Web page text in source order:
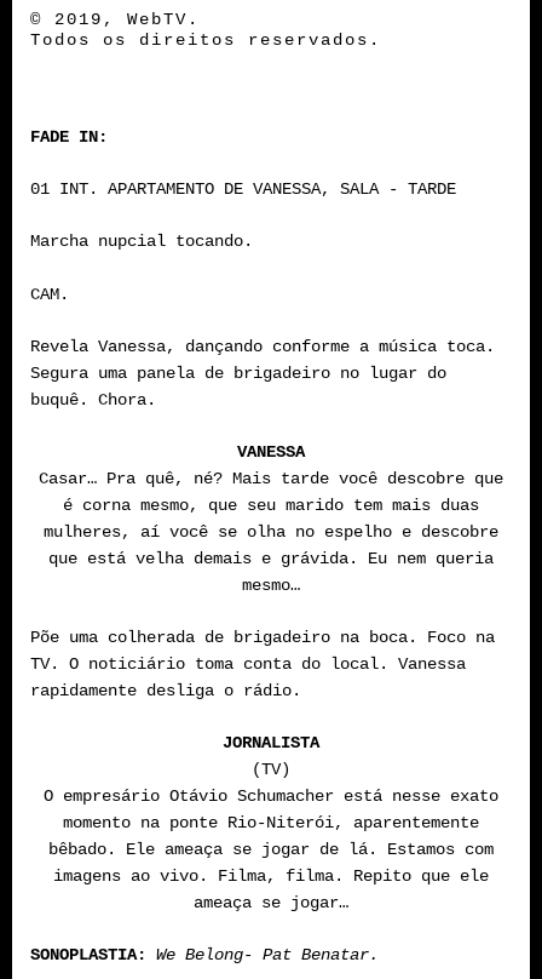
© 2019, WebTV.
Todos os direitos reservados.
FADE IN:
01 INT. APARTAMENTO DE VANESSA, SALA - TARDE
Marcha nupcial tocando.
CAM.
Revela Vanessa, dançando conforme a música toca.
Segura uma panela de brigadeiro no lugar do
buquê. Chora.
VANESSA
Casar… Pra quê, né? Mais tarde você descobre que
é corna mesmo, que seu marido tem mais duas
mulheres, aí você se olha no espelho e descobre
que está velha demais e grávida. Eu nem queria
mesmo…
Põe uma colherada de brigadeiro na boca. Foco na
TV. O noticiário toma conta do local. Vanessa
rapidamente desliga o rádio.
JORNALISTA
(TV)
O empresário Otávio Schumacher está nesse exato
momento na ponte Rio-Niterói, aparentemente
bêbado. Ele ameaça se jogar de lá. Estamos com
imagens ao vivo. Filma, filma. Repito que ele
ameaça se jogar…
SONOPLASTIA: We Belong- Pat Benatar.